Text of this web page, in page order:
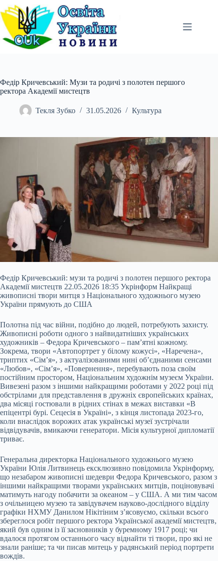
Перейти
до
вмісту
Федір Кричевський: Музи та родичі з полотен першого
ректора Академії мистецтв
Текля Зубко 31.05.2026 Культура
Федір Кричевський: музи та родичі з полотен першого ректора
Академії мистецтв 22.05.2026 18:35 Укрінформ Найкращі
живописні твори митця з Національного художнього музею
України прямують до США
Полотна під час війни, подібно до людей, потребують захисту.
Живописні роботи одного з найвидатніших українських
художників – Федора Кричевського – пам’ятні кожному.
Зокрема, твори «Автопортрет у білому кожусі», «Наречена»,
триптих «Сім’я», з актуалізованими нині об’єднаними сенсами
«Любов», «Сім’я», «Повернення», перебувають поза своїм
постійним простором, Національним художнім музеєм України.
Вивезені разом з іншими найкращими роботами у 2022 році під
обстрілами для представлення в дружніх європейських країнах,
два місяці гостювали в рідних стінах в межах виставки «В
епіцентрі бурі. Сецесія в Україні», з кінця листопада 2023-го,
коли внаслідок ворожих атак українські музеї зустрічали
відвідувачів, вмикаючи генератори. Місія культурної дипломатії
триває.
Генеральна директорка Національного художнього музею
України Юлія Литвинець ексклюзивно повідомила Укрінформу,
що незабаром живописні шедеври Федора Кричевського, разом з
іншими найкращими творами українських митців, поціновувачі
матимуть нагоду побачити за океаном – у США. А ми тим часом
з очільницею музею та завідувачем науково-дослідного відділу
графіки НХМУ Данилом Нікітіним з’ясовуємо, скільки всього
збереглося робіт першого ректора Української академії мистецтв,
який був одним із її засновників у буремному 1917 році; чи
вдалося протягом останнього часу віднайти ті твори, про які не
знали раніше; та чи писав митець у радянський період портрети
вождів.